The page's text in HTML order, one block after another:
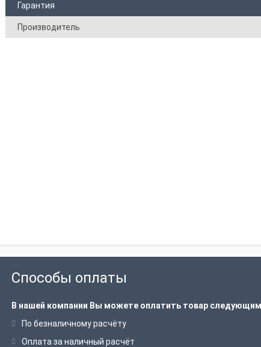
Гарантия
Производитель
Способы оплаты
В нашей компании Вы можете оплатить товар
По безналичному расчёту
Оплата за наличный расчёт